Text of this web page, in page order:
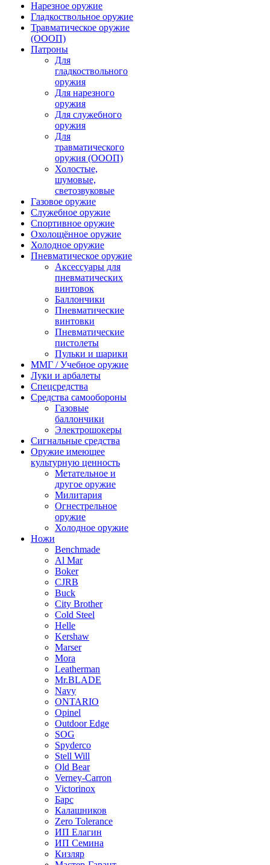
Нарезное оружие
Гладкоствольное оружие
Травматическое оружие
(ОООП)
Патроны
Для
гладкоствольного
оружия
Для нарезного
оружия
Для служебного
оружия
Для
травматического
оружия (ОООП)
Холостые,
шумовые,
светозвуковые
Газовое оружие
Служебное оружие
Спортивное оружие
Охолощённое оружие
Холодное оружие
Пневматическое оружие
Аксессуары для
пневматических
винтовок
Баллончики
Пневматические
винтовки
Пневматические
пистолеты
Пульки и шарики
ММГ / Учебное оружие
Луки и арбалеты
Спецсредства
Средства самообороны
Газовые
баллончики
Электрошокеры
Сигнальные средства
Оружие имеющее
культурную ценность
Метательное и
другое оружие
Милитария
Огнестрельное
оружие
Холодное оружие
Ножи
Benchmade
Al Mar
Boker
CJRB
Buck
City Brother
Cold Steel
Helle
Kershaw
Marser
Mora
Leatherman
Mr.BLADE
Navy
ONTARIO
Opinel
Outdoor Edge
SOG
Spyderco
Stell Will
Old Bear
Verney-Carron
Victorinox
Барс
Калашников
Zero Tolerance
ИП Елагин
ИП Семина
Кизляр